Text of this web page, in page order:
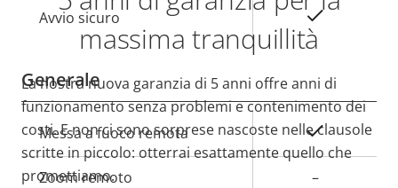
proprietà
proprietà
Avvio sicuro Sì
Generale
Descrizione
della
proprietà
Valore
della
Messa a fuoco remota Sì
Zoom remoto –
massima tranquillità
La nostra nuova garanzia di 5 anni offre anni di
funzionamento senza problemi e contenimento dei
costi. E non ci sono sorprese nascoste nelle clausole
scritte in piccolo: otterrai esattamente quello che
promettiamo.